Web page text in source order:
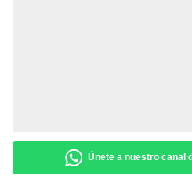
Únete a nuestro canal